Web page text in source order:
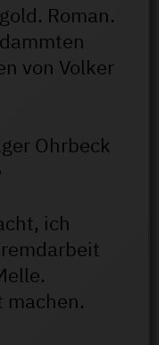
Roman.
von Volker
Ohrbeck
ich
machen.